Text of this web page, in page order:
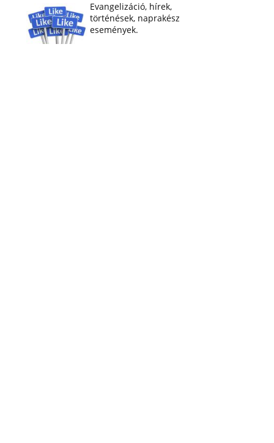
Evangelizáció, hírek,
történések, naprakész
események.